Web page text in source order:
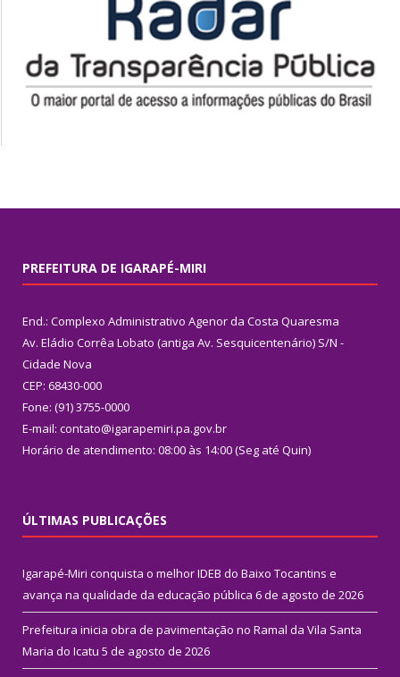
PREFEITURA DE IGARAPÉ-MIRI
End.: Complexo Administrativo Agenor da Costa Quaresma
Av. Eládio Corrêa Lobato (antiga Av. Sesquicentenário) S/N -
Cidade Nova
CEP: 68430-000
Fone: (91) 3755-0000
E-mail: contato@igarapemiri.pa.gov.br
Horário de atendimento: 08:00 às 14:00 (Seg até Quin)
ÚLTIMAS PUBLICAÇÕES
Igarapé-Miri conquista o melhor IDEB do Baixo Tocantins e
avança na qualidade da educação pública 6 de agosto de 2026
Prefeitura inicia obra de pavimentação no Ramal da Vila Santa
Maria do Icatu 5 de agosto de 2026